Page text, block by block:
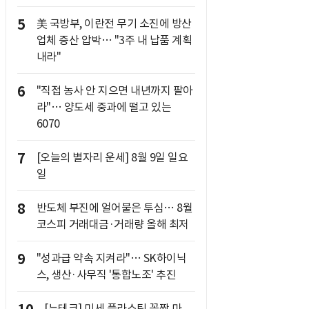
5
美 국방부, 이란전 무기 소진에 방산
업체 증산 압박… "3주 내 납품 계획
내라"
6
"직접 농사 안 지으면 내년까지 팔아
라"… 양도세 중과에 떨고 있는
6070
7
[오늘의 별자리 운세] 8월 9일 일요
일
8
반도체 부진에 얼어붙은 투심… 8월
코스피 거래대금·거래량 올해 최저
9
"성과급 약속 지켜라"… SK하이닉
스, 생산·사무직 '통합노조' 추진